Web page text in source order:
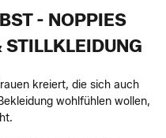
- NOPPIES
STILLKLEIDUNG
kreiert, die sich auch
wohlfühlen wollen,